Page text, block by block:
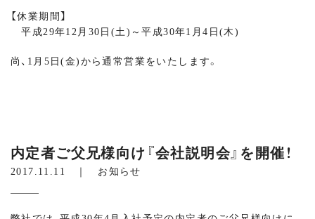
【休業期間】
平成29年12月30日(土)～平成30年1月4日(木)
尚、1月5日(金)から通常営業をいたします。
内定者ご父兄様向け『会社説明会』を開催！
2017.11.11 ｜ お知らせ